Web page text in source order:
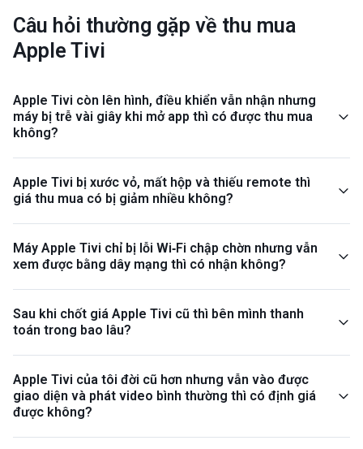
Câu hỏi thường gặp về thu mua
Apple Tivi
Apple Tivi còn lên hình, điều khiển vẫn nhận nhưng
máy bị trễ vài giây khi mở app thì có được thu mua
không?
Apple Tivi bị xước vỏ, mất hộp và thiếu remote thì
giá thu mua có bị giảm nhiều không?
Máy Apple Tivi chỉ bị lỗi Wi‑Fi chập chờn nhưng vẫn
xem được bằng dây mạng thì có nhận không?
Sau khi chốt giá Apple Tivi cũ thì bên mình thanh
toán trong bao lâu?
Apple Tivi của tôi đời cũ hơn nhưng vẫn vào được
giao diện và phát video bình thường thì có định giá
được không?